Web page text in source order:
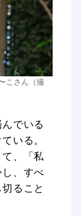
こさん（撮
でいる
いる。
、「私
、すべ
ること